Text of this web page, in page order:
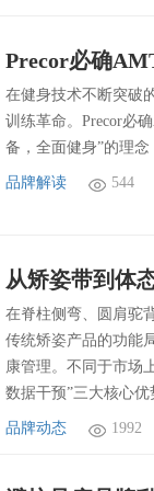
在健身技术不断突破
训练革命。Precor必
备，全面健身”的理
品牌解读 544
在脊柱侧弯、圆肩驼
传统矫姿产品的功能
康管理。不同于市场
数据干预”三大核心
品牌动态 1992